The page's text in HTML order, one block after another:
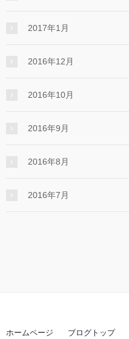
2017年1月
2016年12月
2016年10月
2016年9月
2016年8月
2016年7月
ホームページ ブログトップ